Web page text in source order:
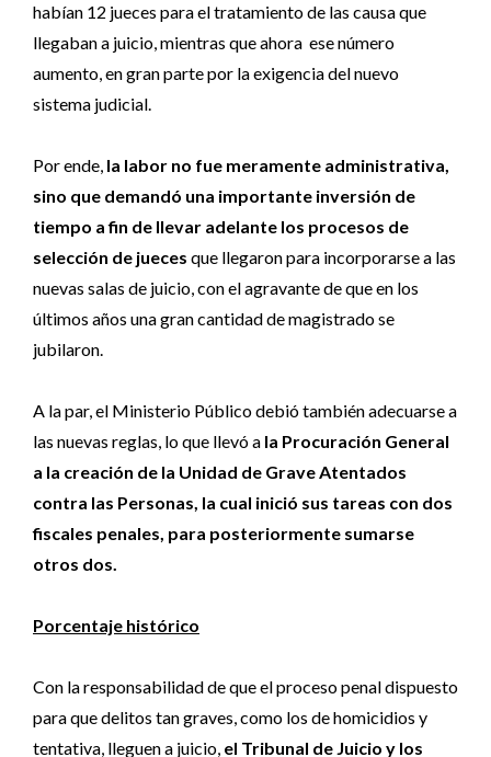
habían 12 jueces para el tratamiento de las causa que
llegaban a juicio, mientras que ahora ese número
aumento, en gran parte por la exigencia del nuevo
sistema judicial.
Por ende, la labor no fue meramente administrativa,
sino que demandó una importante inversión de
tiempo a fin de llevar adelante los procesos de
selección de jueces que llegaron para incorporarse a las
nuevas salas de juicio, con el agravante de que en los
últimos años una gran cantidad de magistrado se
jubilaron.
A la par, el Ministerio Público debió también adecuarse a
las nuevas reglas, lo que llevó a la Procuración General
a la creación de la Unidad de Grave Atentados
contra las Personas, la cual inició sus tareas con dos
fiscales penales, para posteriormente sumarse
otros dos.
Porcentaje histórico
Con la responsabilidad de que el proceso penal dispuesto
para que delitos tan graves, como los de homicidios y
tentativa, lleguen a juicio, el Tribunal de Juicio y los